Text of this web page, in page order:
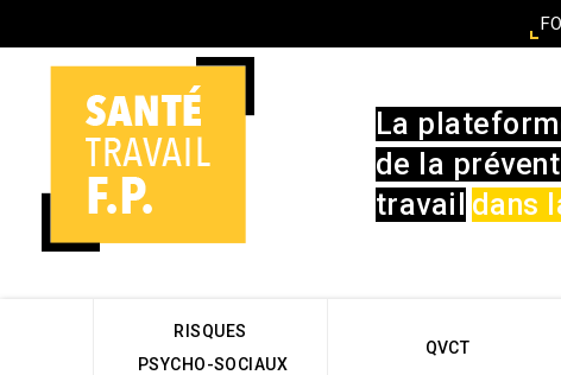
to
navigation
account
La
de la
travail dans
RISQUES
PSYCHO-SOCIAUX
QVCT